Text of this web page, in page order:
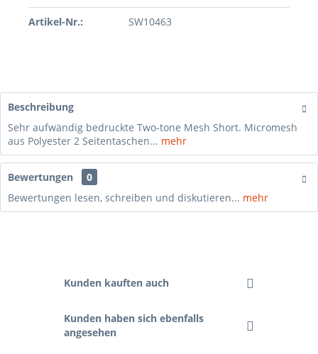
Artikel-Nr.: SW10463
Beschreibung
Sehr aufwändig bedruckte Two-tone Mesh Short. Micromesh
aus Polyester 2 Seitentaschen... mehr
Bewertungen
0
Bewertungen lesen, schreiben und diskutieren... mehr
Kunden kauften auch
Kunden haben sich ebenfalls
angesehen